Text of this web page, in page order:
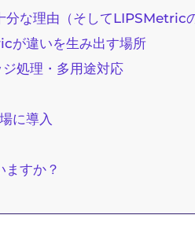
な理由（そしてLIPSMetric
が違いを生み出す場所
処理・多用途対応
に導入
ますか？